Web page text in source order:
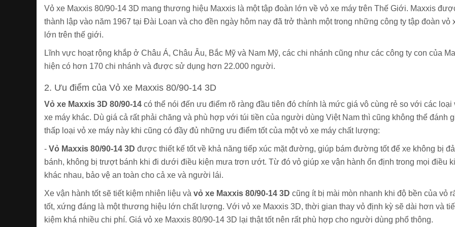
Vỏ xe Maxxis 80/90-14 3D mang thương hiệu Maxxis là một tập đoàn lớn về vỏ xe máy trên Thế Giới. Maxxis
thành lập vào năm 1967 tại Đài Loan và cho đền ngày hôm nay đã trở thành một trong những công ty tập đoàn vỏ
lớn trên thế giới.
Lĩnh vực hoạt rộng khắp ở Châu Á, Châu Âu, Bắc Mỹ và Nam Mỹ, các chi nhánh cũng như các công ty con của
hiện có hơn 170 chi nhánh và được sử dụng hơn 22.000 người.
2. Ưu điểm của Vỏ xe Maxxis 80/90-14 3D
Vỏ xe Maxxis 3D 80/90-14 có thể nói đến ưu điểm rõ ràng đầu tiên đó chính là mức giá vô cùng rẻ so với các loại
xe máy khác. Dù giá cả rất phải chăng và phù hợp với túi tiền của người dùng Việt Nam thì cũng không thể đánh
thấp loại vỏ xe máy này khi cũng có đầy đủ những ưu điểm tốt của một vỏ xe máy chất lượng:
- Vỏ Maxxis 80/90-14 3D được thiết kế tốt về khả năng tiếp xúc mặt đường, giúp bám đường tốt để xe không bị
bánh, không bị trượt bánh khi đi dưới điều kiện mưa trơn ướt. Từ đó vỏ giúp xe vận hành ổn định trong mọi điều
khác nhau, bảo vệ an toàn cho cả xe và người lái.
Xe vận hành tốt sẽ tiết kiệm nhiên liệu và vỏ xe Maxxis 80/90-14 3D cũng ít bị mài mòn nhanh khi độ bền của vỏ
tốt, xứng đáng là một thương hiệu lớn chất lượng. Với vỏ xe Maxxis 3D, thời gian thay vỏ định kỳ sẽ dài hơn và
kiệm khá nhiều chi phí. Giá vỏ xe Maxxis 80/90-14 3D lại thật tốt nên rất phù hợp cho người dùng phổ thông.